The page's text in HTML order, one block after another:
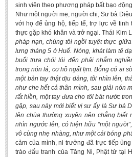
sinh viên theo phương pháp bất bạo
Như một người mẹ, người chị, Sư bà
với họ để ủng hộ, tiếp tế, trợ lực về tinh
thực gặp khó khăn và trở ngại. Thái Kim
pháp nạn, chúng tôi ngồi tuyệt thực
lưng tháng 5 ở Huế. Nóng, khát làm tê
buổi trưa chói lói đến phải nhắm
trong nón lá, cơ hồ ngất lịm. Bỗng có ai
một bàn tay thật dịu dàng, tôi nhìn lên,
như che hết cả thân mình, sau giải nón
rất hiền, một tay đưa cho tôi bát nước
gặp, sau này mới biết vị sư ấy là Sư bà
lên chùa thường xuyên nên chẳng
nhìn ngước lên, có hiện hữu “một
vô cùng nhẹ nhàng, như một cái bóng
cảm của mình, ni trưởng đã trực tiếp
trào đấu tranh của Tăng Ni, Phật tử tại